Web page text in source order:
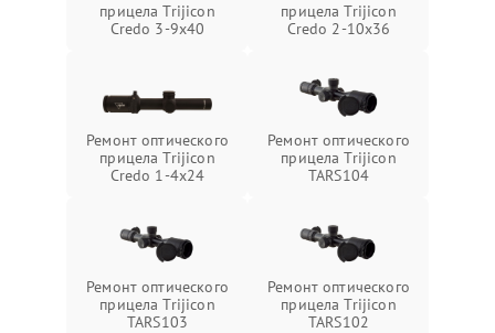
прицела Trijicon
Credo 3-9x40
прицела Trijicon
Credo 2-10x36
Ремонт оптического
прицела Trijicon
Credo 1-4x24
Ремонт оптического
прицела Trijicon
TARS104
Ремонт оптического
прицела Trijicon
TARS103
Ремонт оптического
прицела Trijicon
TARS102